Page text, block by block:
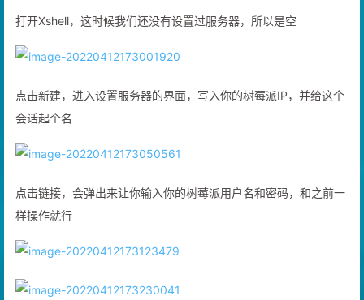
打开Xshell，这时候我们还没有设置过服务器，所以是空
点击新建，进入设置服务器的界面，写入你的树莓派IP，并给这个
会话起个名
点击链接，会弹出来让你输入你的树莓派用户名和密码，和之前一
样操作就行